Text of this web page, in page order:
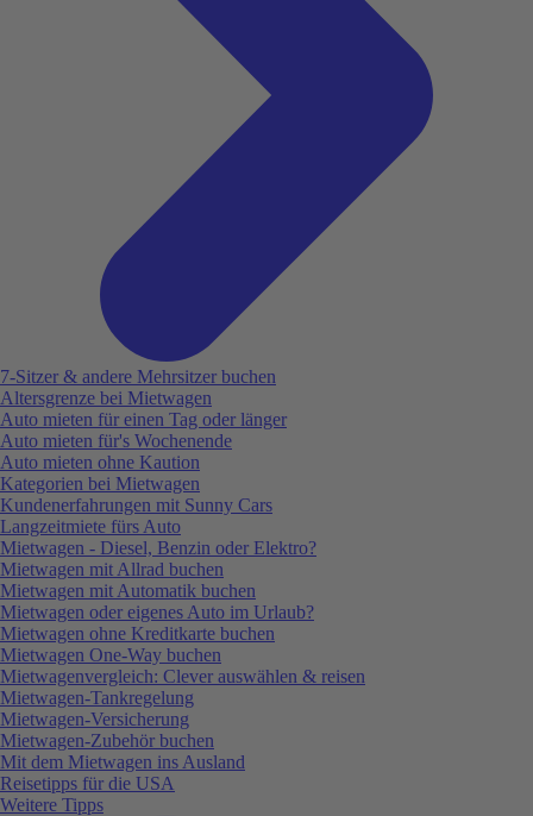
7-Sitzer & andere Mehrsitzer buchen
Altersgrenze bei Mietwagen
Auto mieten für einen Tag oder länger
Auto mieten für's Wochenende
Auto mieten ohne Kaution
Kategorien bei Mietwagen
Kundenerfahrungen mit Sunny Cars
Langzeitmiete fürs Auto
Mietwagen - Diesel, Benzin oder Elektro?
Mietwagen mit Allrad buchen
Mietwagen mit Automatik buchen
Mietwagen oder eigenes Auto im Urlaub?
Mietwagen ohne Kreditkarte buchen
Mietwagen One-Way buchen
Mietwagenvergleich: Clever auswählen & reisen
Mietwagen-Tankregelung
Mietwagen-Versicherung
Mietwagen-Zubehör buchen
Mit dem Mietwagen ins Ausland
Reisetipps für die USA
Weitere Tipps